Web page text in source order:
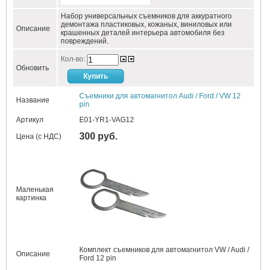
Описание
Набор универсальных съемников для аккуратного
демонтажа пластиковых, кожаных, виниловых или
крашенных деталей интерьера автомобиля без
повреждений.
Обновить
Кол-во:
Название
Съемники для автомагнитол Audi / Ford / VW 12
pin
Артикул
E01-YR1-VAG12
Цена (с НДС)
300 руб.
Маленькая
картинка
Описание
Комплект съемников для автомагнитол VW / Audi /
Ford 12 pin